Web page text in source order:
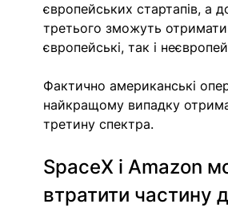
європейських стартапів, а
третього зможуть
європейські, так і
Фактично американські
найкращому випадку
третину спектра.
SpaceX і Amazon
втратити частину